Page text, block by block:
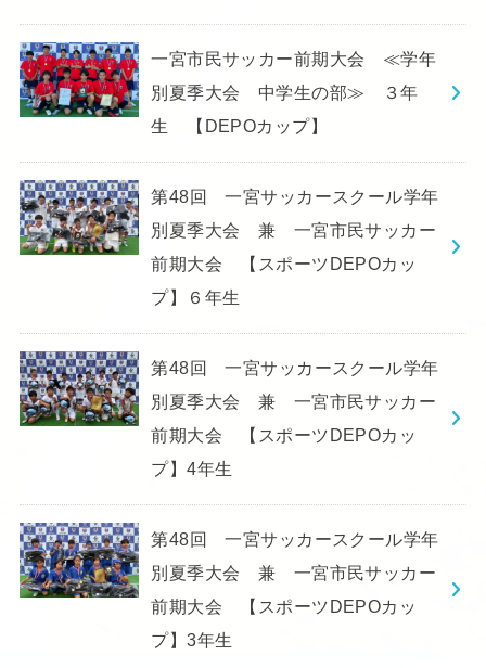
一宮市民サッカー前期大会 ≪学年
別夏季大会 中学生の部≫ ３年
生 【DEPOカップ】
第48回 一宮サッカースクール学年
別夏季大会 兼 一宮市民サッカー
前期大会 【スポーツDEPOカッ
プ】６年生
第48回 一宮サッカースクール学年
別夏季大会 兼 一宮市民サッカー
前期大会 【スポーツDEPOカッ
プ】4年生
第48回 一宮サッカースクール学年
別夏季大会 兼 一宮市民サッカー
前期大会 【スポーツDEPOカッ
プ】3年生